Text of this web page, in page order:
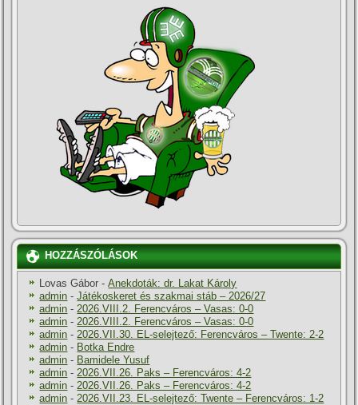
HOZZÁSZÓLÁSOK
Lovas Gábor -Anekdoták: dr. Lakat Károly
admin -Játékoskeret és szakmai stáb – 2026/27
admin - 2026.VIII.2. Ferencváros – Vasas: 0-0
admin - 2026.VIII.2. Ferencváros – Vasas: 0-0
admin - 2026.VII.30. EL-selejtező: Ferencváros – Twente: 2-2
admin - Botka Endre
admin - Bamidele Yusuf
admin - 2026.VII.26. Paks – Ferencváros: 4-2
admin - 2026.VII.26. Paks – Ferencváros: 4-2
admin - 2026.VII.23. EL-selejtező: Twente – Ferencváros: 1-2